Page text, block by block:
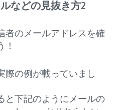
などの見抜き方2
者のメールアドレスを確
！
際の例が載っていまし
と下記のようにメールの